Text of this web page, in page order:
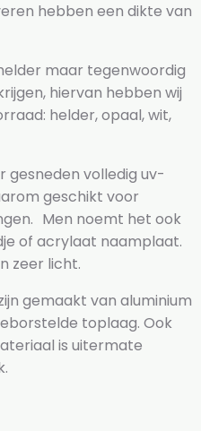
hebben een dikte van
maar tegenwoordig
hiervan hebben wij
helder, opaal, wit,
gesneden volledig uv-
geschikt voor
Men noemt het ook
of acrylaat naamplaat.
zeer licht.
gemaakt van aluminium
toplaag. Ook
is uitermate